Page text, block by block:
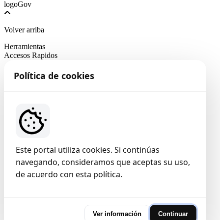
Volver arriba
Herramientas
Accesos Rapidos
Política de cookies
Este portal utiliza cookies. Si continúas
navegando, consideramos que aceptas su uso,
de acuerdo con esta política.
Ver información Continuar